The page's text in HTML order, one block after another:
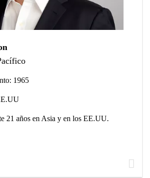
1965
21 años en Asia y en los EE.UU.